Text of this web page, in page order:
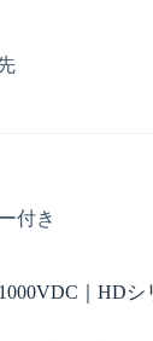
付き
｜HDシ